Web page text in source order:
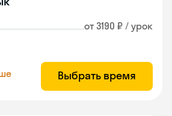
от 3190 ₽ / урок
Выбрать время